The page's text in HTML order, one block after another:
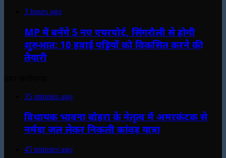
3 hours ago
MP में बनेंगे 5 नए एयरपोर्ट, सिंगरौली से होगी
शुरुआत; 10 हवाई पट्टियों को विकसित करने की
तैयारी
35 minutes ago
विधायक भावना बोहरा के नेतृत्व में अमरकंटक से
नर्मदा जल लेकर निकली कांवड़ यात्रा
45 minutes ago